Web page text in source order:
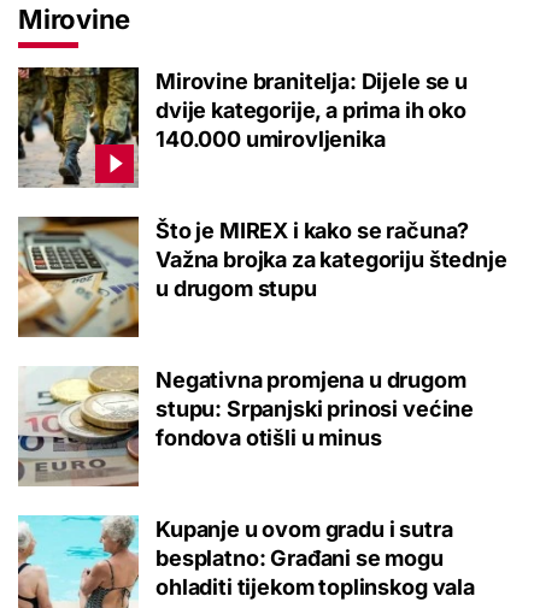
Mirovine
Mirovine branitelja: Dijele se u
dvije kategorije, a prima ih oko
140.000 umirovljenika
Što je MIREX i kako se računa?
Važna brojka za kategoriju štednje
u drugom stupu
Negativna promjena u drugom
stupu: Srpanjski prinosi većine
fondova otišli u minus
Kupanje u ovom gradu i sutra
besplatno: Građani se mogu
ohladiti tijekom toplinskog vala